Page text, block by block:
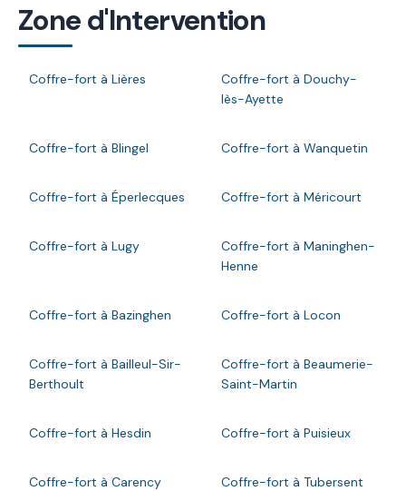
Zone d'Intervention
Coffre-fort à Lières
Coffre-fort à Douchy-
lès-Ayette
Coffre-fort à Blingel Coffre-fort à Wanquetin
Coffre-fort à Éperlecques Coffre-fort à Méricourt
Coffre-fort à Lugy
Coffre-fort à Maninghen-
Henne
Coffre-fort à Bazinghen Coffre-fort à Locon
Coffre-fort à Bailleul-Sir-
Berthoult
Coffre-fort à Beaumerie-
Saint-Martin
Coffre-fort à Hesdin Coffre-fort à Puisieux
Coffre-fort à Carency Coffre-fort à Tubersent